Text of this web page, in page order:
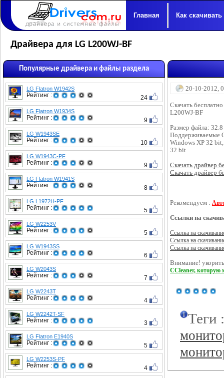
Главная Как скачивать
Драйвера для LG L200WJ-BF
Популярные драйвера и файлы раздела
LG Flatron W1942S
Рейтинг : 24
LG Flatron W1934S
Рейтинг : 9
LG W1943SE
Рейтинг : 10
LG W1943C-PF
Рейтинг : 9
LG Flatron W1941S
Рейтинг : 8
LG L1972H-PF
Рейтинг : 5
LG W2253V
Рейтинг : 5
LG W1943SS
Рейтинг : 6
LG W2043S
Рейтинг : 7
LG W2243T
Рейтинг : 4
LG W2242T-SF
Рейтинг : 3
LG Flatron E1940S
Рейтинг : 5
LG W2253S-PF
Рейтинг : 4
20-10-2012,
Скачать
L200WJ-BF
Размер файла:
Поддерживаемые
Windows XP 32
32 bit
Скачать драйвер
Скачать драйвер
Рекомендуем :
Ссылки на
Ссылка на
Ссылка на
Ссылка на
Внимание!
CCleaner, которую
Теги